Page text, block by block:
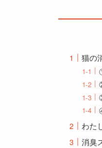
猫の
わた
消臭